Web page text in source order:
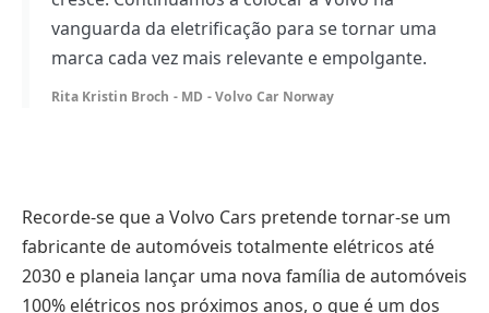
vanguarda da eletrificação para se tornar uma
marca cada vez mais relevante e empolgante.
Rita Kristin Broch - MD - Volvo Car Norway
Recorde-se que a Volvo Cars pretende tornar-se um
fabricante de automóveis totalmente elétricos até
2030 e planeia lançar uma nova família de automóveis
100% elétricos nos próximos anos, o que é um dos